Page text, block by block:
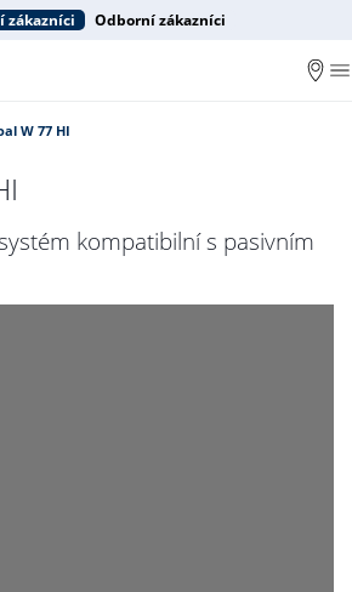
zákazníci Odborní zákazníci
W 77 HI
kompatibilní s pasivním